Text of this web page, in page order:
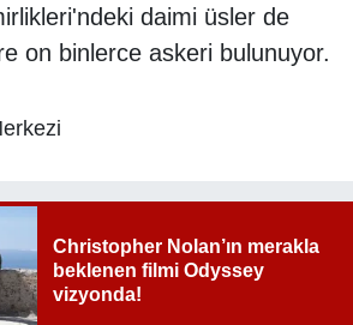
daimi üsler de
on binlerce askeri bulunuyor.
Christopher Nolan’ın merakla
beklenen filmi Odyssey
vizyonda!